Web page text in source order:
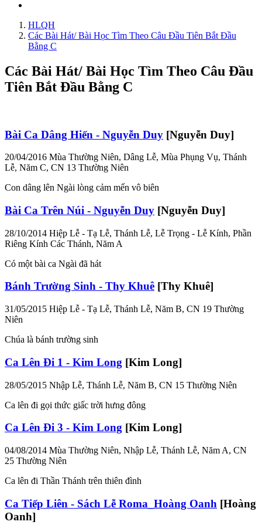
HLQH
Các Bài Hát/ Bài Học Tìm Theo Câu Đầu Tiên Bắt Đầu
Bằng C
Các Bài Hát/ Bài Học Tìm Theo Câu Đầu
Tiên Bắt Đầu Bằng C
Bài Ca Dâng Hiến - Nguyễn Duy [Nguyễn Duy]
20/04/2016 Mùa Thường Niên, Dâng Lễ, Mùa Phụng Vụ, Thánh
Lễ, Năm C, CN 13 Thường Niên
Con dâng lên Ngài lòng cảm mến vô biên
Bài Ca Trên Núi - Nguyễn Duy [Nguyễn Duy]
28/10/2014 Hiệp Lễ - Tạ Lễ, Thánh Lễ, Lễ Trọng - Lễ Kính, Phần
Riêng Kính Các Thánh, Năm A
Có một bài ca Ngài đã hát
Bánh Trường Sinh - Thy Khuê [Thy Khuê]
31/05/2015 Hiệp Lễ - Tạ Lễ, Thánh Lễ, Năm B, CN 19 Thường
Niên
Chúa là bánh trường sinh
Ca Lên Đi 1 - Kim Long [Kim Long]
28/05/2015 Nhập Lễ, Thánh Lễ, Năm B, CN 15 Thường Niên
Ca lên đi gọi thức giấc trời hưng đông
Ca Lên Đi 3 - Kim Long [Kim Long]
04/08/2014 Mùa Thường Niên, Nhập Lễ, Thánh Lễ, Năm A, CN
25 Thường Niên
Ca lên đi Thần Thánh trên thiên đình
Ca Tiếp Liên - Sách Lễ Roma_Hoàng Oanh [Hoàng
Oanh]